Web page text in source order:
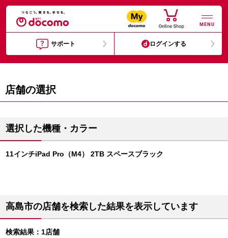
MENU
サポート ログインする
店舗の選択
選択した機種・カラー
11インチiPad Pro（M4） 2TB スペースブラック
高島市の店舗を検索した結果を表示しています
検索結果：1店舗